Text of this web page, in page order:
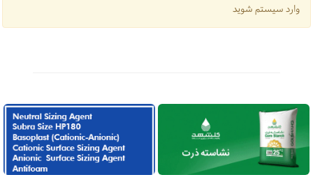
وارد سیستم شوید